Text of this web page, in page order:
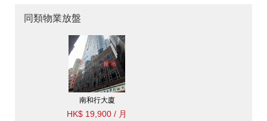
同類物業放盤
南和行大廈
HK$ 19,900 / 月